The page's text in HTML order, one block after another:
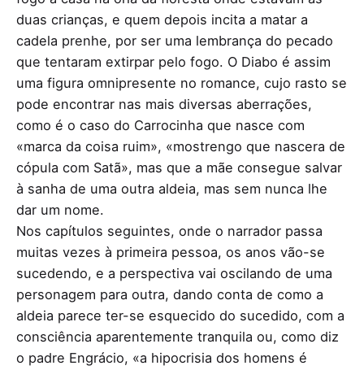
duas crianças, e quem depois incita a matar a
cadela prenhe, por ser uma lembrança do pecado
que tentaram extirpar pelo fogo. O Diabo é assim
uma figura omnipresente no romance, cujo rasto se
pode encontrar nas mais diversas aberrações,
como é o caso do Carrocinha que nasce com
«marca da coisa ruim», «mostrengo que nascera de
cópula com Satã», mas que a mãe consegue salvar
à sanha de uma outra aldeia, mas sem nunca lhe
dar um nome.
Nos capítulos seguintes, onde o narrador passa
muitas vezes à primeira pessoa, os anos vão-se
sucedendo, e a perspectiva vai oscilando de uma
personagem para outra, dando conta de como a
aldeia parece ter-se esquecido do sucedido, com a
consciência aparentemente tranquila ou, como diz
o padre Engrácio, «a hipocrisia dos homens é